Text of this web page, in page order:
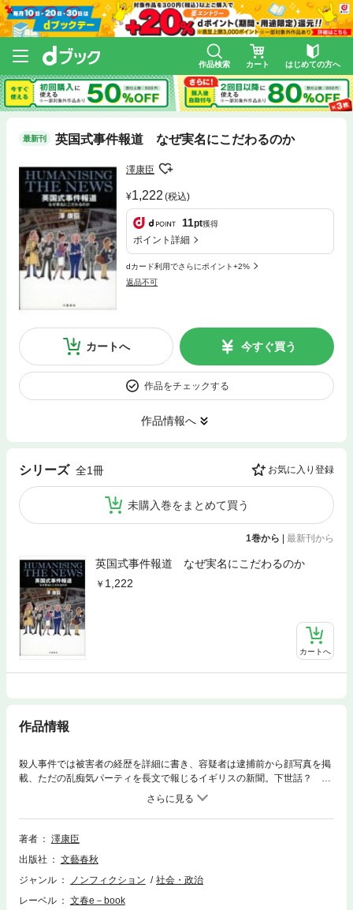
作品検索 カート はじめての方へ
最新刊 英国式事件報道 なぜ実名にこだわるのか
澤康臣
1,222 (税込)
11pt獲得
ポイント詳細
dカード利用でさらにポイント+2%
返品不可
カートへ 今すぐ買う
作品をチェックする
作品情報へ
シリーズ 全1冊 お気に入り登録
未購入巻をまとめて買う
1巻から 最新刊から
英国式事件報道 なぜ実名にこだわるのか
1,222
カートへ
作品情報
殺人事件では被害者の経歴を詳細に書き、容疑者は逮捕前から顔写真を掲
載、ただの乱痴気パーティを長文で報じるイギリスの新聞。下世話？ 野
次馬根性？ 残酷好き？ しかし、日本人記者が見た報道の現場には、
「ジャーナリストの役割」に対する確固たる認識があった。「ジャーナリ
ストは下の下」とうそぶく記者がいれば、「ニュースは人間についてのこ
とでなくてはならない」と強調する記者もいる。「歴史の第一稿」を作
著者
澤康臣
出版社
文藝春秋
ジャンル
ノンフィクション
社会・政治
レーベル
文春e－book